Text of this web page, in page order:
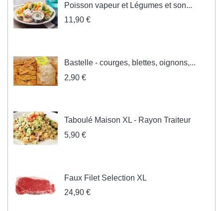
Poisson vapeur et Légumes et son...
11,90 €
Bastelle - courges, blettes, oignons,...
2,90 €
Taboulé Maison XL - Rayon Traiteur
5,90 €
Faux Filet Selection XL
24,90 €